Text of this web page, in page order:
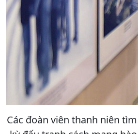
Các đoàn viên thanh niên